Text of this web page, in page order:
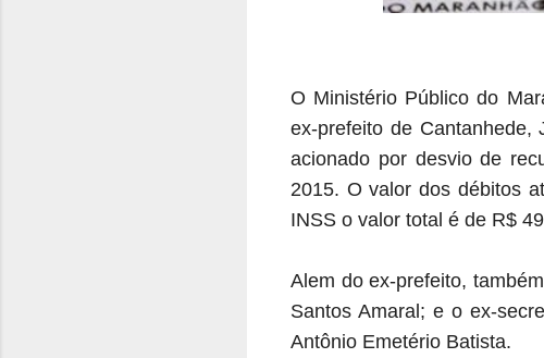
O Ministério Público do
ex-prefeito de Cantanhede,
acionado por desvio de
2015. O valor dos débitos
INSS o valor total é de R$
Alem do ex-prefeito,
Santos Amaral; e o ex-
Antônio Emetério Batista.